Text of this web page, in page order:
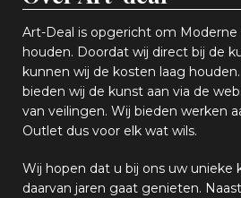
Art-Deal is opgericht om Moderne
houden. Doordat wij direct bij de
kunnen wij de kosten laag
bieden wij de kunst aan via de
van veilingen. Wij bieden werken
Outlet dus voor elk wat wils.
Wij hopen dat u bij ons uw unieke
daarvan jaren gaat genieten.